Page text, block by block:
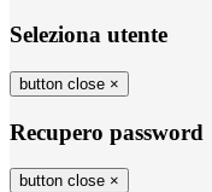
Seleziona utente
button close ×
Recupero password
button close ×